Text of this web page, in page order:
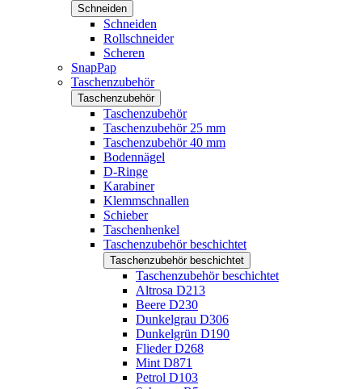
Schneiden
Schneiden
Rollschneider
Scheren
SnapPap
Taschenzubehör
Taschenzubehör
Taschenzubehör
Taschenzubehör 25 mm
Taschenzubehör 40 mm
Bodennägel
D-Ringe
Karabiner
Klemmschnallen
Schieber
Taschenhenkel
Taschenzubehör beschichtet
Taschenzubehör beschichtet
Taschenzubehör beschichtet
Altrosa D213
Beere D230
Dunkelgrau D306
Dunkelgrün D190
Flieder D268
Mint D871
Petrol D103